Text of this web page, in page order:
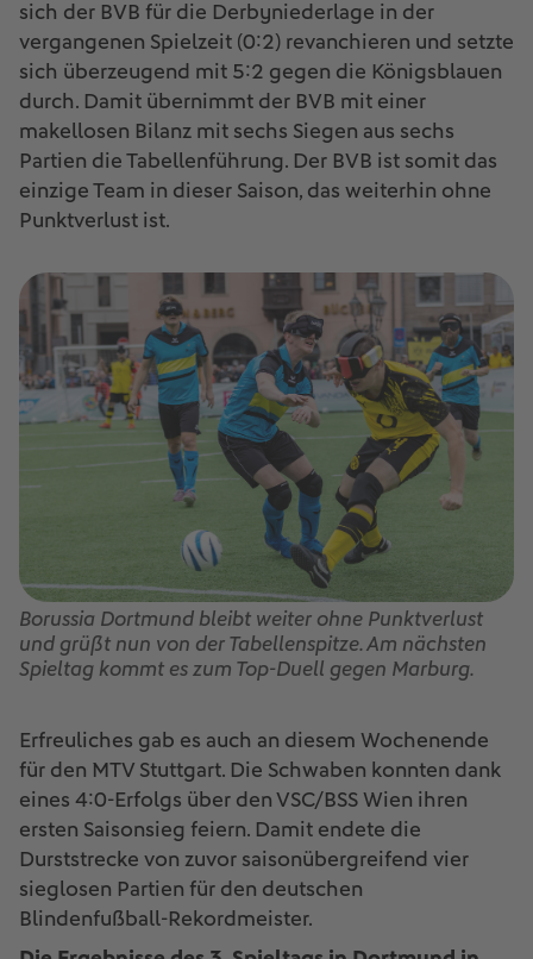
sich der BVB für die Derbyniederlage in der
vergangenen Spielzeit (0:2) revanchieren und setzte
sich überzeugend mit 5:2 gegen die Königsblauen
durch. Damit übernimmt der BVB mit einer
makellosen Bilanz mit sechs Siegen aus sechs
Partien die Tabellenführung. Der BVB ist somit das
einzige Team in dieser Saison, das weiterhin ohne
Punktverlust ist.
Borussia Dortmund bleibt weiter ohne Punktverlust
und grüßt nun von der Tabellenspitze. Am nächsten
Spieltag kommt es zum Top-Duell gegen Marburg.
Erfreuliches gab es auch an diesem Wochenende
für den MTV Stuttgart. Die Schwaben konnten dank
eines 4:0-Erfolgs über den VSC/BSS Wien ihren
ersten Saisonsieg feiern. Damit endete die
Durststrecke von zuvor saisonübergreifend vier
sieglosen Partien für den deutschen
Blindenfußball-Rekordmeister.